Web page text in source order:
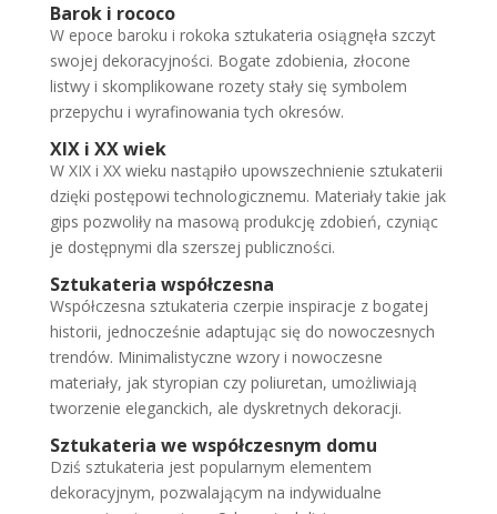
Barok i rococo
W epoce baroku i rokoka sztukateria osiągnęła szczyt
swojej dekoracyjności. Bogate zdobienia, złocone
listwy i skomplikowane rozety stały się symbolem
przepychu i wyrafinowania tych okresów.
XIX i XX wiek
W XIX i XX wieku nastąpiło upowszechnienie sztukaterii
dzięki postępowi technologicznemu. Materiały takie jak
gips pozwoliły na masową produkcję zdobień, czyniąc
je dostępnymi dla szerszej publiczności.
Sztukateria współczesna
Współczesna sztukateria czerpie inspiracje z bogatej
historii, jednocześnie adaptując się do nowoczesnych
trendów. Minimalistyczne wzory i nowoczesne
materiały, jak styropian czy poliuretan, umożliwiają
tworzenie eleganckich, ale dyskretnych dekoracji.
Sztukateria we współczesnym domu
Dziś sztukateria jest popularnym elementem
dekoracyjnym, pozwalającym na indywidualne